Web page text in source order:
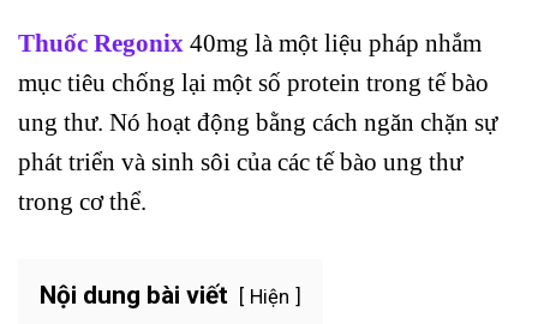
Thuốc Regonix 40mg là một liệu pháp nhắm
mục tiêu chống lại một số protein trong tế bào
ung thư. Nó hoạt động bằng cách ngăn chặn sự
phát triển và sinh sôi của các tế bào ung thư
trong cơ thể.
Nội dung bài viết Hiện